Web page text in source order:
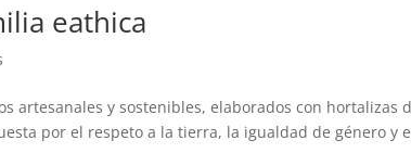
eathica
artesanales y sostenibles, elaborados con hortalizas
por el respeto a la tierra, la igualdad de género y